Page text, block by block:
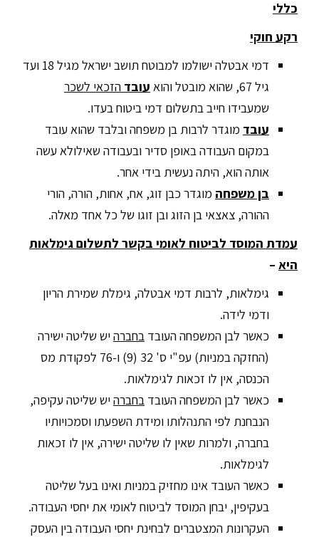
כללי
רקע חוקי
דמי אבטלה ישולמו למבוטח תושב ישראל מגיל 18 ועד
גיל 67, שהוא מובטל והוא
עובד הזכאי לשכר
שמעבידו חייב בתשלום דמי ביטוח בעדו.
עובד מוגדר לרבות בן משפחה ובלבד שהוא עובד
במקום העבודה באופן סדיר ובעבודה שאילולא עשה
אותה הוא, היתה נעשית בידי אחר.
בן משפחה מוגדר כבן זוג, אח, אחות, הורה, הורי
ההורה, צאצאי בן הזוג ובן זוגו של כל אחד מאלה.
עמדת המוסד לביטוח לאומי בקשר לתשלום גימלאות
היא –
גימלאות, לרבות דמי אבטלה, גימלת שמירת הריון
ודמי לידה.
כאשר לבן המשפחה העובד בחברהיש שליטה ישירה
(החזקה במניות) עפ"י ס' 32 (9) ו-76 לפקודת מס
הכנסה, אין לו זכאות לגימלאות.
כאשר לבן המשפחה העובד בחברהיש שליטה עקיפה,
הנבחנת לפי התנהלותו ומידת השפעתו וסמכויותיו
בחברה, ולמרות שאין לו שליטה ישירה, אין לו זכאות
לגימלאות.
כאשר העובד אינו מחזיק במניות ואינו בעל שליטה
בעקיפין, יבחן המוסד לביטוח לאומי את יחסי העבודה.
העקרונות המצטברים לבחינת יחסי העבודה בין העסק